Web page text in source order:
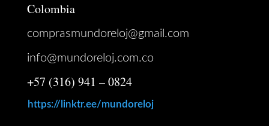
Colombia
comprasmundoreloj@gmail.com
info@mundoreloj.com.co
+57 (316) 941 – 0824
https://linktr.ee/mundoreloj